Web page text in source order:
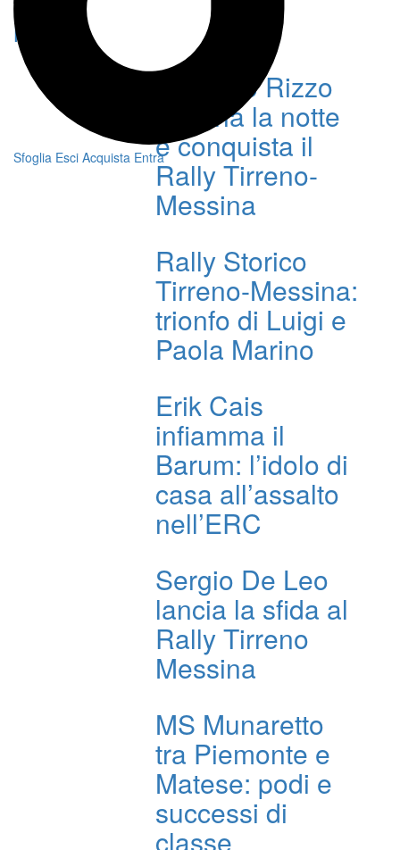
Sfoglia Esci Acquista Entra
News
Marcello Rizzo
domina la notte
e conquista il
Rally Tirreno-
Messina
Rally Storico
Tirreno-Messina:
trionfo di Luigi e
Paola Marino
Erik Cais
infiamma il
Barum: l’idolo di
casa all’assalto
nell’ERC
Sergio De Leo
lancia la sfida al
Rally Tirreno
Messina
MS Munaretto
tra Piemonte e
Matese: podi e
successi di
classe